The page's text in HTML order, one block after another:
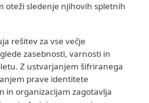
oteži sledenje njihovih spletnih
rešitev za vse večje
zasebnosti, varnosti in
Z ustvarjanjem šifriranega
prave identitete
in organizacijam zagotavlja